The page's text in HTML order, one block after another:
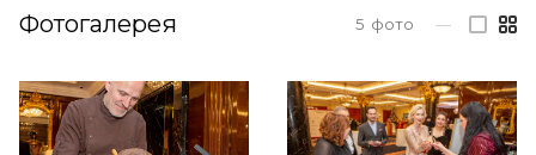
Фотогалерея 5 фото —